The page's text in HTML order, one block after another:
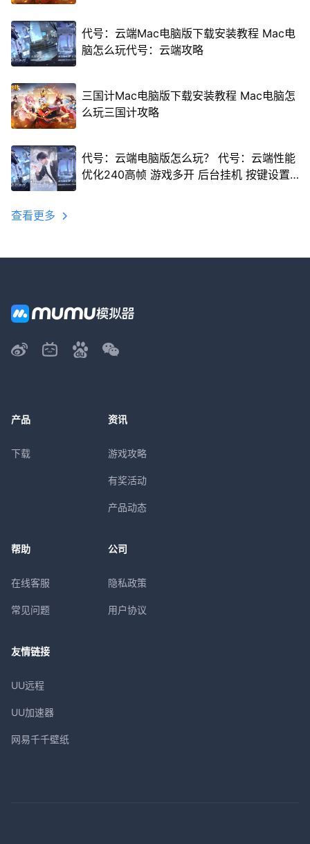
代号：云端Mac电脑版下载安装教程 Mac电
脑怎么玩代号：云端攻略
三国计Mac电脑版下载安装教程 Mac电脑怎
么玩三国计攻略
代号：云端电脑版怎么玩？ 代号：云端性能
优化240高帧 游戏多开 后台挂机 按键设置
查看更多
产品
下载
资讯
游戏攻略
有奖活动
产品动态
帮助
在线客服
常见问题
公司
隐私政策
用户协议
友情链接
UU远程
UU加速器
网易千千壁纸